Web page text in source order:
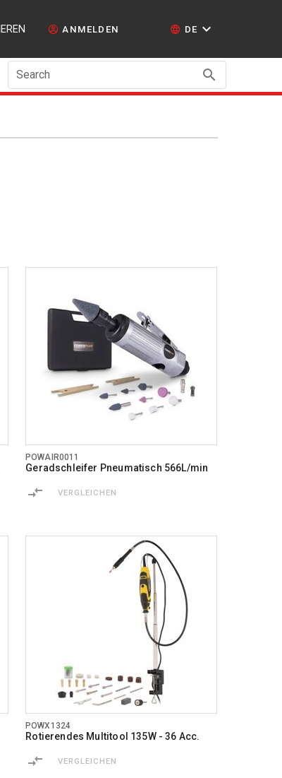
ANMELDEN DE
Search
POWAIR0011
Geradschleifer Pneumatisch 566L/min
VERGLEICHEN
POWX1324
Rotierendes Multitool 135W - 36 Acc.
VERGLEICHEN